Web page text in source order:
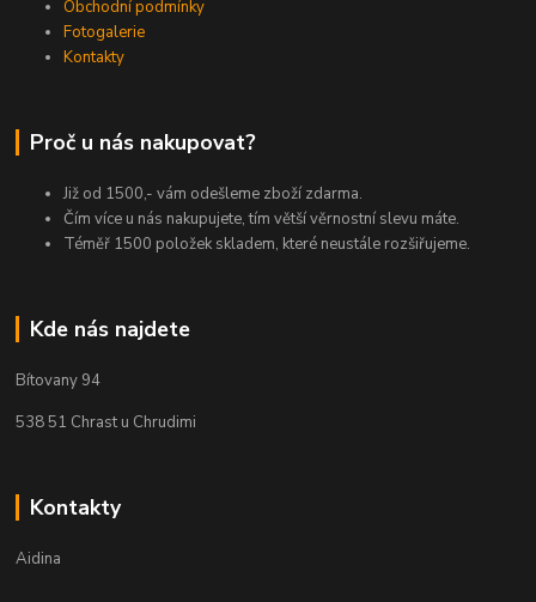
Obchodní podmínky
Fotogalerie
Kontakty
Proč u nás nakupovat?
Již od 1500,- vám odešleme zboží zdarma.
Čím více u nás nakupujete, tím větší věrnostní slevu máte.
Téměř 1500 položek skladem, které neustále rozšiřujeme.
Kde nás najdete
Bítovany 94
538 51 Chrast u Chrudimi
Kontakty
Aidina